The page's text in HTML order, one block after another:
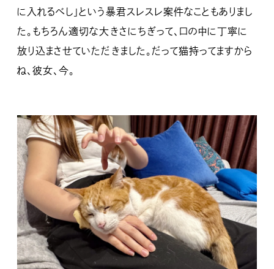
に入れるべし」という暴君スレスレ案件なこともありまし
た。もちろん適切な大きさにちぎって、口の中に丁寧に
放り込まさせていただきました。だって猫持ってますから
ね、彼女、今。